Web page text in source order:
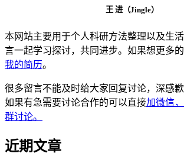
王 进（Jingle）
本网站主要用于个人科研方法整理以及生
言一起学习探讨，共同进步。如果想更多
我的简历。
很多留言不能及时给大家回复讨论，深感歉
如果有急需要讨论合作的可以直接加微信
群讨论。
近期文章